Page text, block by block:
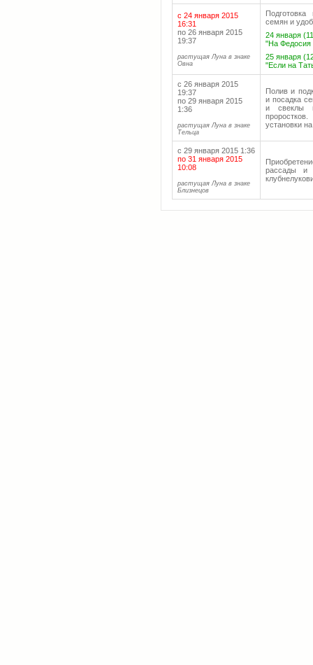
с 24 января 2015
16:31
по 26 января 2015
19:37
растущая Луна в знаке
Овна
семян и
24 января
"На Федосия
25 января
"Если на
с 26 января 2015
19:37
по 29 января 2015
1:36
растущая Луна в знаке
Тельца
Полив и
и посадка
и свеклы
установки
с 29 января 2015 1:36
по 31 января 2015
10:08
растущая Луна в знаке
Близнецов
рассады и